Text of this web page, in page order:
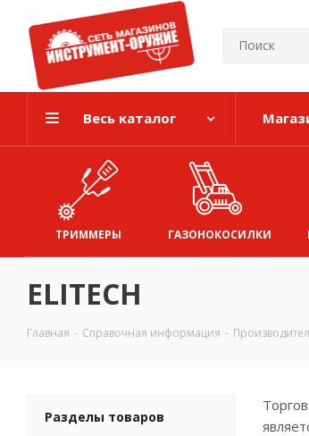
Весь каталог
ТРИММЕРЫ ГАЗОНОКОСИЛКИ
ELITECH
Главная - Справочная информация -
Разделы товаров